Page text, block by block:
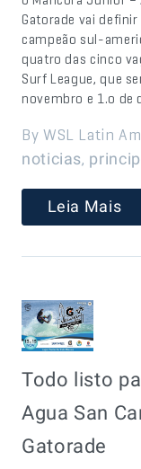
Gatorade vai
campeão sul-
quatro das cinco
Surf League, que
novembro e 1.o
By WSL Latin
noticias,
Leia Mais
Todo listo
Agua San
Gatorade